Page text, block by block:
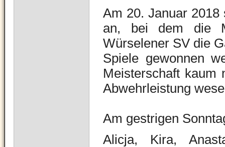
Am 20. Januar 2018
an, bei dem die
Würselener SV die
Spiele gewonnen
Meisterschaft kaum
Abwehrleistung
Am gestrigen
Alicja, Kira,